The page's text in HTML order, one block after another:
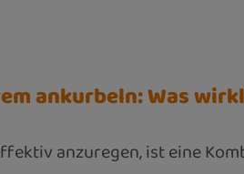
ankurbeln: Was
anzuregen, ist eine